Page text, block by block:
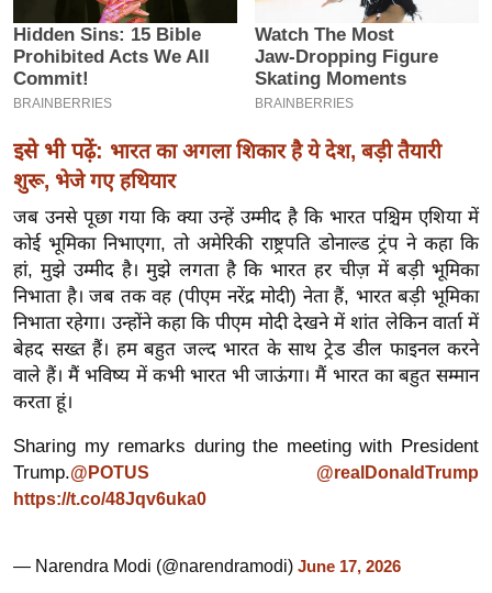
मि
सा
ल
ख्सि
य
त
यं
ग
इं
डि
या
सा
त्य
ज
ग
ऑ
इसे भी पढ़ें: भारत का अगला शिकार है ये देश, बड़ी तैयारी
शुरू, भेजे गए हथियार
जब उनसे पूछा गया कि क्या उन्हें उम्मीद है कि भारत पश्चिम एशिया में
कोई भूमिका निभाएगा, तो अमेरिकी राष्ट्रपति डोनाल्ड ट्रंप ने कहा कि
हां, मुझे उम्मीद है। मुझे लगता है कि भारत हर चीज़ में बड़ी भूमिका
निभाता है। जब तक वह (पीएम नरेंद्र मोदी) नेता हैं, भारत बड़ी भूमिका
निभाता रहेगा। उन्होंने कहा कि पीएम मोदी देखने में शांत लेकिन वार्ता में
बेहद सख्त हैं। हम बहुत जल्द भारत के साथ ट्रेड डील फाइनल करने
वाले हैं। मैं भविष्य में कभी भारत भी जाऊंगा। मैं भारत का बहुत सम्मान
करता हूं।
Sharing my remarks during the meeting with President
Trump.@POTUS
@realDonaldTrump
https://t.co/48Jqv6uka0
— Narendra Modi (@narendramodi) June 17, 2026